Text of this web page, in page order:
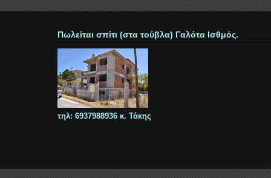
Πωλείται σπίτι (στα τούβλα) Γαλότα Ισθμός.
τηλ: 6937988936 κ. Τάκης